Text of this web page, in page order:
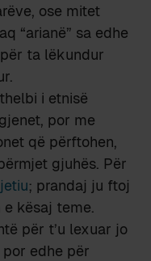
ose mitet
“arianë” sa edhe
ta lëkundur
i etnisë
por me
që përftohen,
gjuhës. Për
; prandaj ju ftoj
e kësaj teme.
për t’u lexuar jo
edhe për